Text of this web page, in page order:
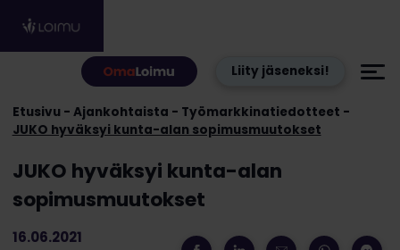
Liity jäseneksi!
Etusivu Ajankohtaista
Työmarkkinatiedotteet
JUKO hyväksyi kunta-alan sopimusmuutokset
JUKO hyväksyi kunta-alan
sopimusmuutokset
16.06.2021